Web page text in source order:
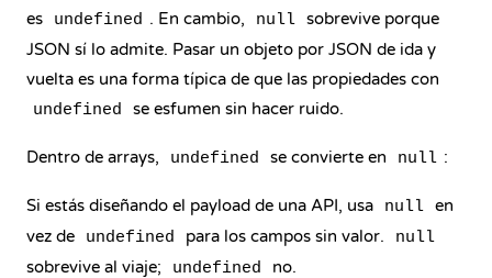
es
undefined . En cambio, null sobrevive porque
JSON sí lo admite. Pasar un objeto por JSON de ida y
vuelta es una forma típica de que las propiedades con
undefined se esfumen sin hacer ruido.
Dentro de arrays, undefined se convierte en null :
Si estás diseñando el payload de una API, usa null en
vez de
undefined para los campos sin valor. null
sobrevive al viaje; undefined no.